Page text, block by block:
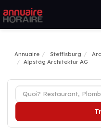
Annuaire Steffisburg
Alpstäg Architektur AG